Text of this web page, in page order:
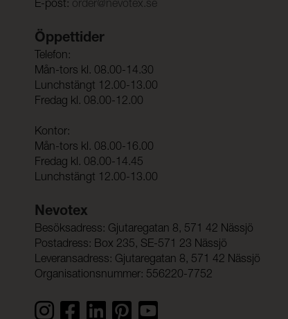
E-post: order@nevotex.se
Öppettider
Telefon:
Mån-tors kl. 08.00-14.30
Lunchstängt 12.00-13.00
Fredag kl. 08.00-12.00
Kontor:
Mån-tors kl. 08.00-16.00
Fredag kl. 08.00-14.45
Lunchstängt 12.00-13.00
Nevotex
Besöksadress: Gjutaregatan 8, 571 42 Nässjö
Postadress: Box 235, SE-571 23 Nässjö
Leveransadress: Gjutaregatan 8, 571 42 Nässjö
Organisationsnummer: 556220-7752